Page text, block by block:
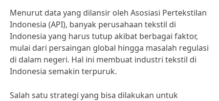
Menurut data yang dilansir oleh Asosiasi Pertekstilan
Indonesia (API), banyak perusahaan tekstil di
Indonesia yang harus tutup akibat berbagai faktor,
mulai dari persaingan global hingga masalah regulasi
di dalam negeri. Hal ini membuat industri tekstil di
Indonesia semakin terpuruk.
Salah satu strategi yang bisa dilakukan untuk